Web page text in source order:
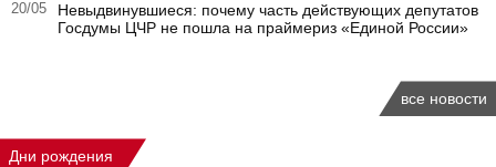
20/05
Невыдвинувшиеся: почему часть действующих депутатов
Госдумы ЦЧР не пошла на праймериз «Единой России»
все новости
Дни рождения